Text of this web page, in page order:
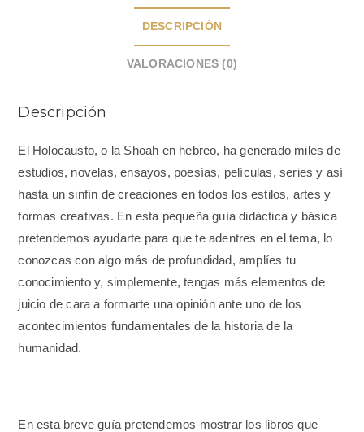
DESCRIPCIÓN
VALORACIONES (0)
Descripción
El Holocausto, o la Shoah en hebreo, ha generado miles de
estudios, novelas, ensayos, poesías, películas, series y así
hasta un sinfín de creaciones en todos los estilos, artes y
formas creativas. En esta pequeña guía didáctica y básica
pretendemos ayudarte para que te adentres en el tema, lo
conozcas con algo más de profundidad, amplíes tu
conocimiento y, simplemente, tengas más elementos de
juicio de cara a formarte una opinión ante uno de los
acontecimientos fundamentales de la historia de la
humanidad.
En esta breve guía pretendemos mostrar los libros que